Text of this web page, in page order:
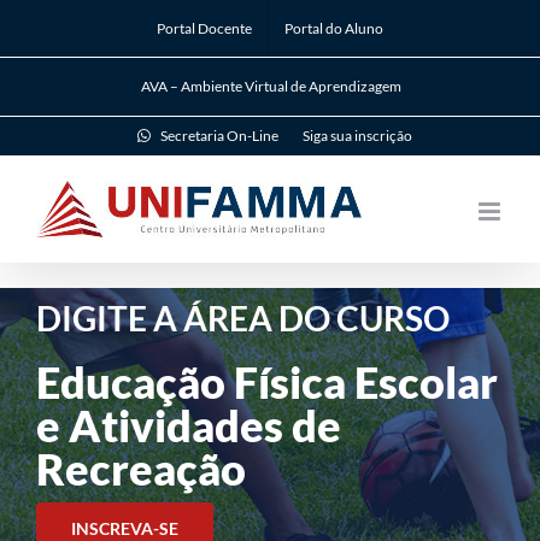
Portal Docente Portal do Aluno
AVA – Ambiente Virtual de Aprendizagem
Secretaria On-Line Siga sua inscrição
DIGITE A ÁREA DO CURSO
Educação Física Escolar
e Atividades de
Recreação
INSCREVA-SE